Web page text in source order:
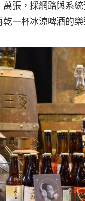
萬張，採網路與系
一杯冰涼啤酒的樂